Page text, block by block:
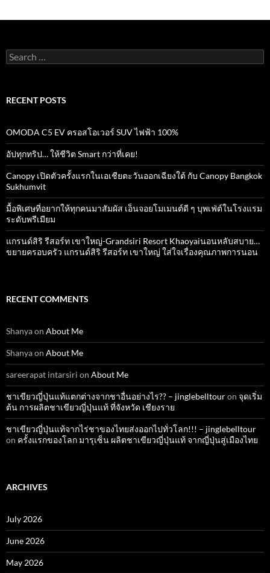
Search
for:
RECENT POSTS
OMODA C5 EV ครอสโอเวอร์ SUV ไฟฟ้า 100%
อัปทุกทริป… ให้ชีวิต Smart กว่าที่เคย!
Canopy เปิดตัวครั้งแรกในเอเชียตะวันออกเฉียงใต้ กับ Canopy Bangkok
Sukhumvit
มื้อพิเศษที่อยากให้ทุกคนมาสัมผัส เอ็นจอยโมเมนต์ดี ๆ บุพเฟ่ต์ในโรงแรม
ระดับพรีเมียม
แกรนด์สิริ​ รีสอร์ท​ เขาใหญ่​-Grandsiri​ Resort​ Khaoyaiนอนหลับสบาย…
ขยายครอบครัว แกรนด์สิริ รีสอร์ท เขาใหญ่ ใส่ใจเรื่องคุณภาพการนอน
RECENT COMMENTS
Shanyaon About Me
Shanyaon About Me
sareerapat intarsiri on About Me
ชาเขียวญี่ปุ่นแท้แตกต่างจากชาอื่นอย่างไร?? – jinglebelltouron จุดเริ่ม
ต้น การผลิตชาเขียวญี่ปุ่นแท้ ที่จังหวัด เชียงราย
ชาเขียวญี่ปุ่นแท้จากไร่ชาของไทยส่งออกไปทั่วโลก!!! – jinglebelltour
on ครั้งแรกของโลก มารุเซ็น ผลิตชาเขียวญี่ปุ่นแท้ จากญี่ปุ่นสู่เมืองไทย
ARCHIVES
July 2026
June 2026
May 2026